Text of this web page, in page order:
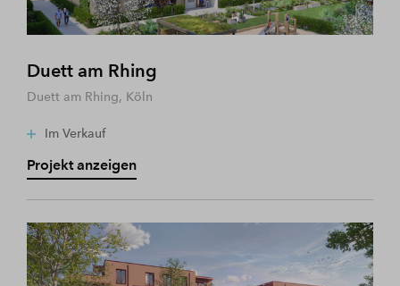
Duett am Rhing
Duett am Rhing, Köln
Im Verkauf
Projekt anzeigen